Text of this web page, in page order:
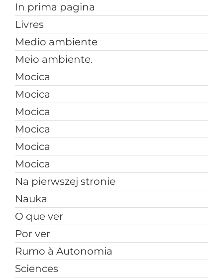
In prima pagina
Livres
Medio ambiente
Meio ambiente.
Mocica
Mocica
Mocica
Mocica
Mocica
Mocica
Na pierwszej stronie
Nauka
O que ver
Por ver
Rumo à Autonomia
Sciences